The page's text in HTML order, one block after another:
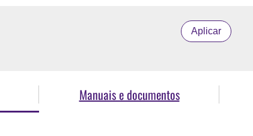
Aplicar
Manuais e documentos